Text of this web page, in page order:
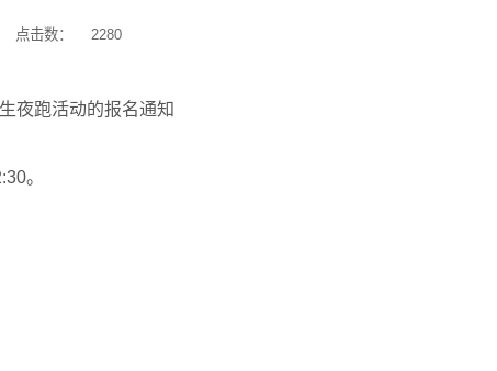
点击数： 2280
夜跑活动的报名通知
。